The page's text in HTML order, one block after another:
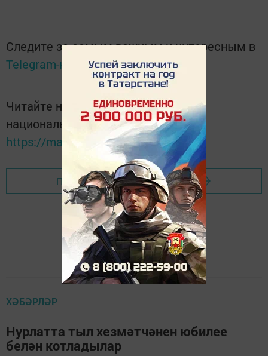
Следите за самым важным и интересным в
Telegram-каналеТатмедиа
Читайте новости Татарстана в
национальном мессенджере MАХ:
https://max.ru/tatmedia
Перейти на страницу новости
ХӘБӘРЛӘР
Нурлатта тыл хезмәтчәнен юбилее
белән котладылар